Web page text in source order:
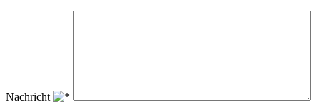
Nachricht